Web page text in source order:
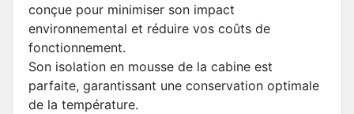
conçue pour minimiser son impact
environnemental et réduire vos coûts de
fonctionnement.
Son isolation en mousse de la cabine est
parfaite, garantissant une conservation optimale
de la température.